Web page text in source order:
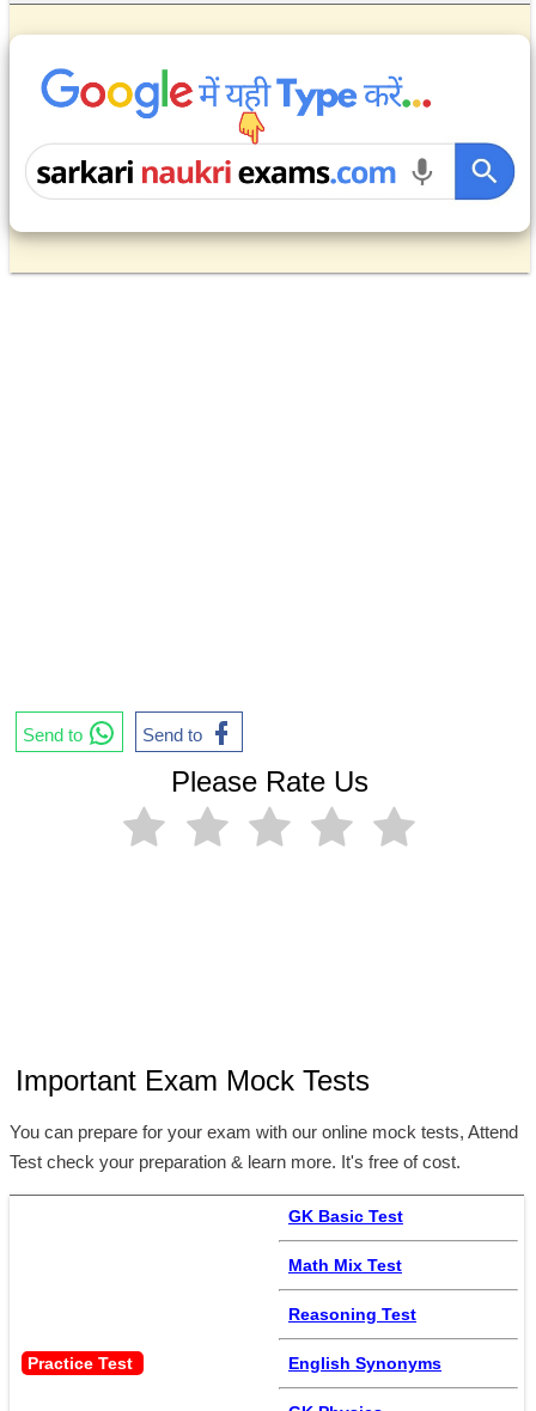
Send to Send to
Please Rate Us
Important Exam Mock Tests
You can prepare for your exam with our online mock tests, Attend
Test check your preparation & learn more. It's free of cost.
Practice Test
GK Basic Test
Math Mix Test
Reasoning Test
English Synonyms